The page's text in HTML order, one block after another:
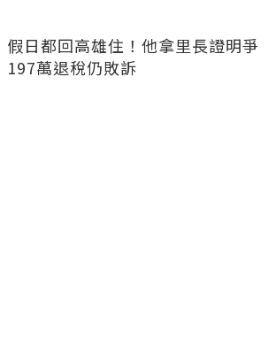
假日都回高雄住！他拿里長證明爭
197萬退稅仍敗訴